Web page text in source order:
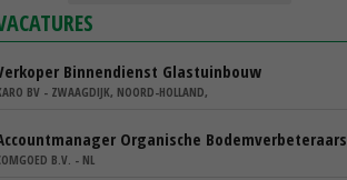
Binnendienst Glastuinbouw
BV - ZWAAGDIJK, NOORD-HOLLAND,
Organische Bodemverbeteraars
B.V. - NL